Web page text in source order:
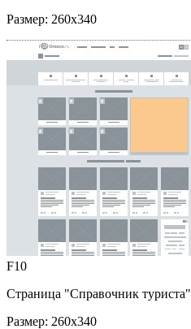
Размер: 260x340
F10
Страница "Справочник туриста"
Размер: 260x340